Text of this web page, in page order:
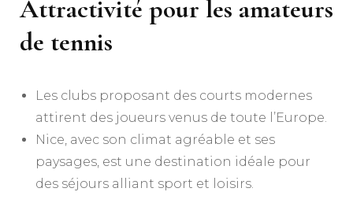
Attractivité pour les amateurs
de tennis
Les clubs proposant des courts modernes
attirent des joueurs venus de toute l’Europe.
Nice, avec son climat agréable et ses
paysages, est une destination idéale pour
des séjours alliant sport et loisirs.